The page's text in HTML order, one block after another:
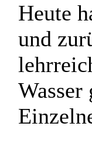
Heute
und